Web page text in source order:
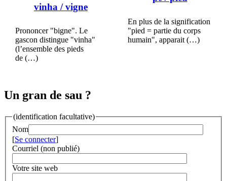
vinha / vigne
Prononcer "bigne". Le
gascon distingue "vinha"
(l’ensemble des pieds
de (…)
En plus de la signification
"pied = partie du corps
humain", apparait (…)
Un gran de sau ?
(identification facultative)
Nom
[Se connecter]
Courriel (non publié)
Votre site web